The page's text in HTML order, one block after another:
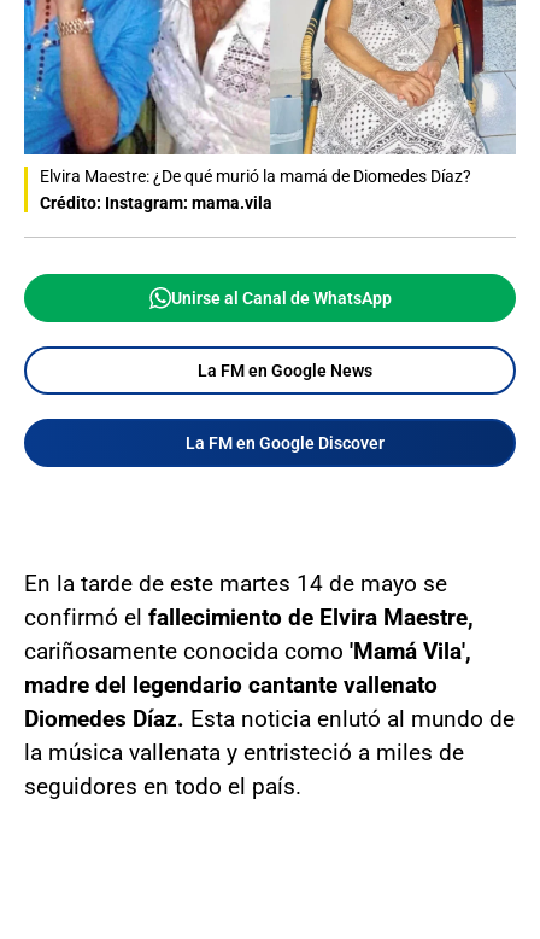
Elvira Maestre: ¿De qué murió la mamá de Diomedes Díaz?
Crédito: Instagram: mama.vila
Unirse al Canal de WhatsApp
La FM en Google News
La FM en Google Discover
En la tarde de este martes 14 de mayo se
confirmó el fallecimiento de Elvira Maestre,
cariñosamente conocida como 'Mamá Vila',
madre del legendario cantante vallenato
Diomedes Díaz. Esta noticia enlutó al mundo de
la música vallenata y entristeció a miles de
seguidores en todo el país.